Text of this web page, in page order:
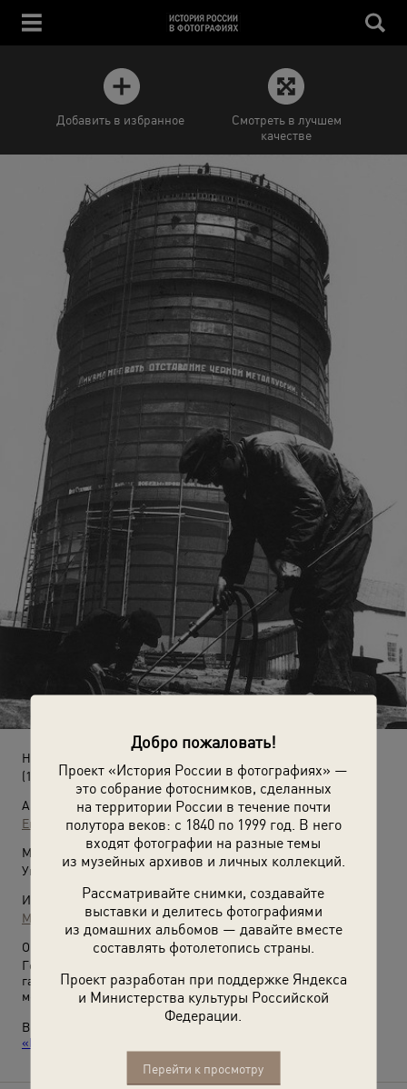
Добро пожаловать!
Проект «История России в фотографиях» —
это собрание фотоснимков, сделанных
на территории России в течение почти
полутора веков: с 1840 по 1999 год. В него
входят фотографии на разные темы
из музейных архивов и личных коллекций.
Рассматривайте снимки, создавайте
выставки и делитесь фотографиями
из домашних альбомов — давайте вместе
составлять фотолетопись страны.
Проект разработан при поддержке Яндекса
и Министерства культуры Российской
Федерации.
Перейти к просмотру
Добавить в избранное
Смотреть в лучшем
качестве
На строительстве газгольдера
(1934 год)
Автор:
Евгений Халдей
Место съемки:
Украинская ССР, г. Сталино
Источники:
МАММ / МДФ
О фотографии:
Город Сталино в 1924–1961 годах. Сейчас Донецк. На
газгольдере надпись: «Ликвидировать отставание черной
металлургии».
Выставка
«20 лучших фотографий Евгения Халдея»
«Евгений Халдей»